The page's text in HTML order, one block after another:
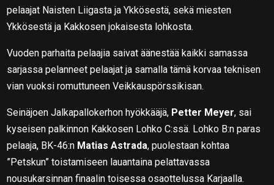
pelaajat Naisten Liigasta ja Ykkösestä, sekä miesten
Ykkösestä ja Kakkosen jokaisesta lohkosta.
Vuoden parhaita pelaajia saivat äänestää kaikki samassa
sarjassa pelanneet pelaajat ja samalla tämä korvaa teknisen
vian vuoksi romuttuneen Veikkauspörssikisan.
Seinäjoen Jalkapallokerhon hyökkääjä, Petter Meyer, sai
kyseisen palkinnon Kakkosen Lohko C:ssä. Lohko B:n paras
pelaaja, BK-46:n Matias Astrada, puolestaan kohtaa
”Petskun” toistamiseen lauantaina pelattavassa
nousukarsinnan finaalin toisessa osaottelussa Karjaalla.